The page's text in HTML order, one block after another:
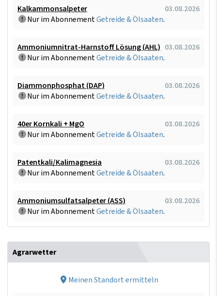
Kalkammonsalpeter
03.08.2026
Nur im AbonnementGetreide & Ölsaaten.
Ammoniumnitrat-Harnstoff Lösung (AHL) 03.08.2026
Nur im AbonnementGetreide & Ölsaaten.
Diammonphosphat (DAP)
03.08.2026
Nur im AbonnementGetreide & Ölsaaten.
40er Kornkali + MgO
03.08.2026
Nur im AbonnementGetreide & Ölsaaten.
Patentkali/Kalimagnesia
03.08.2026
Nur im AbonnementGetreide & Ölsaaten.
Ammoniumsulfatsalpeter (ASS)
03.08.2026
Nur im AbonnementGetreide & Ölsaaten.
Agrarwetter
Meinen Standort ermitteln